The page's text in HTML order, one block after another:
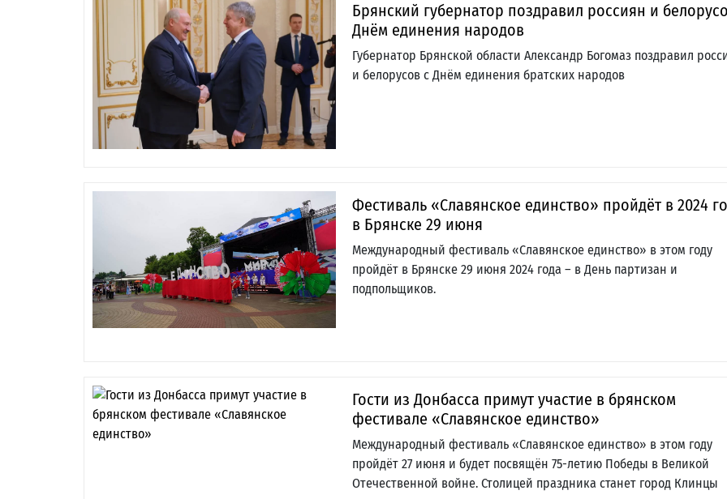
Брянский губернатор поздравил россиян и
Днём единения народов
Губернатор Брянской области Александр Богомаз поздравил
и белорусов с Днём единения братских народов
Фестиваль «Славянское единство» пройдёт в 2024
в Брянске 29 июня
Международный фестиваль «Славянское единство» в этом году
пройдёт в Брянске 29 июня 2024 года – в День партизан и
подпольщиков.
Гости из Донбасса примут участие в брянском
фестивале «Славянское единство»
Международный фестиваль «Славянское единство» в этом году
пройдёт 27 июня и будет посвящён 75-летию Победы в Великой
Отечественной войне. Столицей праздника станет город Клинцы